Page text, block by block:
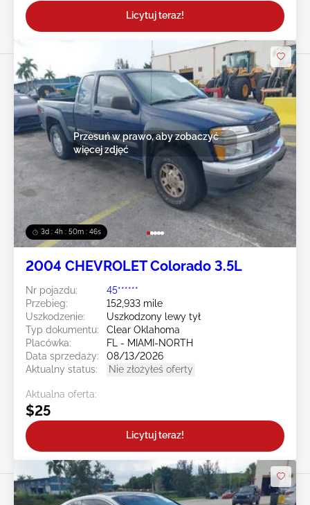
Licytuj teraz!
3d : 4h : 50m : 43s
Przesuń w prawo, aby zobaczyć
więcej zdjęć
2004 CHEVROLET Colorado 3.5L
Nr pojazdu:
45******
Przebieg:
152,933 mile
Uszkodzenie:
Uszkodzony lewy tył
Typ dokumentu:
Clear Oklahoma
Placówka:
FL - MIAMI-NORTH
Data sprzedaży:
08/13/2026
Aktualny status:
Nie złożyłeś oferty
Aktualna oferta:
$25
Licytuj teraz!